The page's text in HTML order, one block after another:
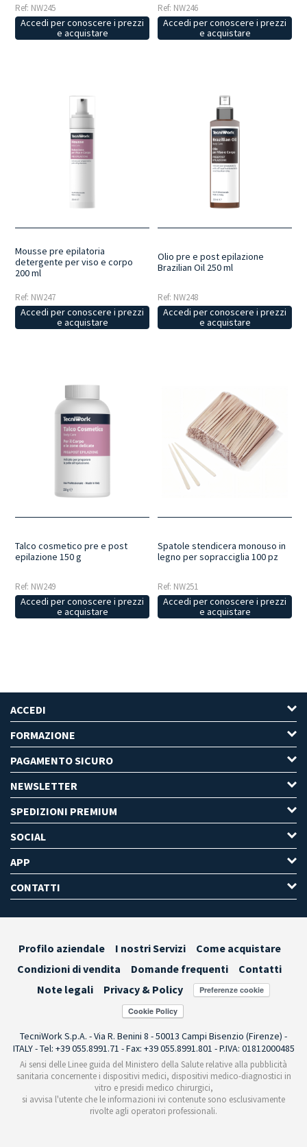
Ref: NW245
Accedi per conoscere i prezzi
e acquistare
Ref: NW246
Accedi per conoscere i prezzi
e acquistare
Mousse pre epilatoria
detergente per viso e corpo
200 ml
Ref: NW247
Accedi per conoscere i prezzi
e acquistare
Olio pre e post epilazione
Brazilian Oil 250 ml
Ref: NW248
Accedi per conoscere i prezzi
e acquistare
Talco cosmetico pre e post
epilazione 150 g
Ref: NW249
Accedi per conoscere i prezzi
e acquistare
Spatole stendicera monouso in
legno per sopracciglia 100 pz
Ref: NW251
Accedi per conoscere i prezzi
e acquistare
ACCEDI
FORMAZIONE
PAGAMENTO SICURO
NEWSLETTER
SPEDIZIONI PREMIUM
SOCIAL
APP
CONTATTI
Profilo aziendale I nostri Servizi
Come acquistare
Condizioni di vendita
Domande frequenti
Contatti
Note legali
Privacy & Policy Preferenze cookie
TecniWork S.p.A. - Via R. Benini 8 - 50013 Campi Bisenzio (Firenze) -
ITALY - Tel: +39 055.8991.71 - Fax: +39 055.8991.801 - P.IVA: 01812000485
Ai sensi delle Linee guida del Ministero della Salute relative alla pubblicità
sanitaria concernente i dispositivi medici, dispositivi medico-diagnostici in
vitro e presidi medico chirurgici,
si avvisa l'utente che le informazioni ivi contenute sono esclusivamente
rivolte agli operatori professionali.